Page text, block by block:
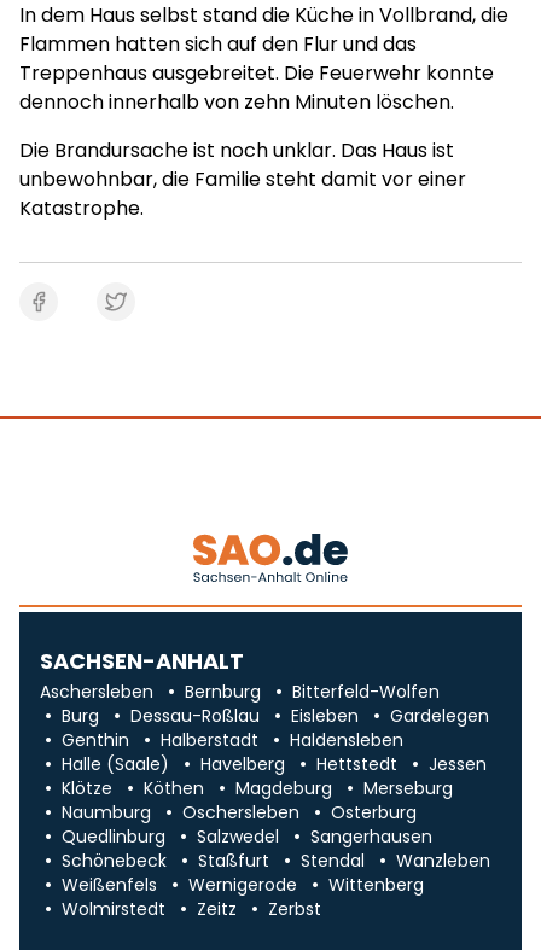
In dem Haus selbst stand die Küche in Vollbrand, die
Flammen hatten sich auf den Flur und das
Treppenhaus ausgebreitet. Die Feuerwehr konnte
dennoch innerhalb von zehn Minuten löschen.
Die Brandursache ist noch unklar. Das Haus ist
unbewohnbar, die Familie steht damit vor einer
Katastrophe.
SACHSEN-ANHALT
Aschersleben Bernburg
Bitterfeld-Wolfen
Burg
Dessau-Roßlau Eisleben
Gardelegen
Genthin
Halberstadt
Haldensleben
Halle (Saale)
Havelberg Hettstedt
Jessen
Klötze
Köthen Magdeburg
Merseburg
Naumburg
Oschersleben
Osterburg
Quedlinburg
Salzwedel
Sangerhausen
Schönebeck
Staßfurt Stendal
Wanzleben
Weißenfels
Wernigerode
Wittenberg
Wolmirstedt
Zeitz Zerbst